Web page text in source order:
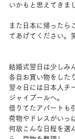
いかもと思えてきま
また日本に帰ったら
てあげてください。
結婚式翌日は少しみ
各自お買い物をした
翌々日には日本人チ
ジャイプールへ。
借りてたアパートも
荷物やドレスがいっ
何故こんな日程を選